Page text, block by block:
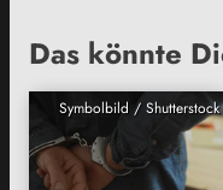
Das könnte
Symbolbild / Shutterstock